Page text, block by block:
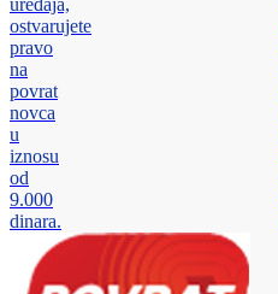
uređaja,
ostvarujete
pravo
na
povrat
novca
u
iznosu
od
9.000
dinara.